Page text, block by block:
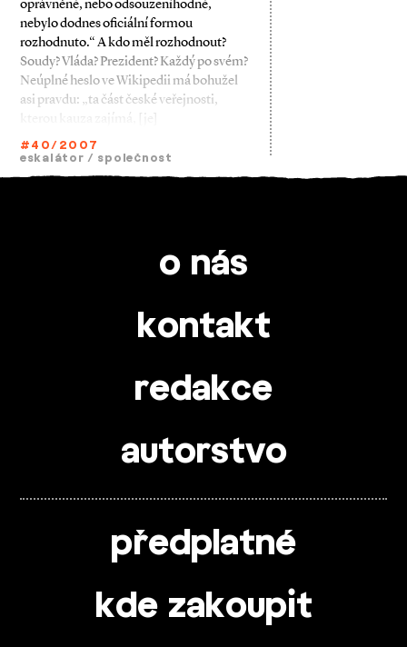
oprávněné, nebo odsouzeníhodné,
nebylo dodnes oficiální formou
rozhodnuto.“ A kdo měl rozhodnout?
Soudy? Vláda? Prezident? Každý po svém?
Neúplné heslo ve Wikipedii má bohužel
asi pravdu: „ta část české veřejnosti,
kterou kauza zajímá, [je]
#40/2007
eskalátor / společnost
o nás
kontakt
redakce
autorstvo
předplatné
kde zakoupit